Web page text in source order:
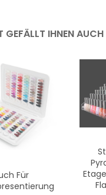
GEFÄLLT IHNEN AUCH
Für